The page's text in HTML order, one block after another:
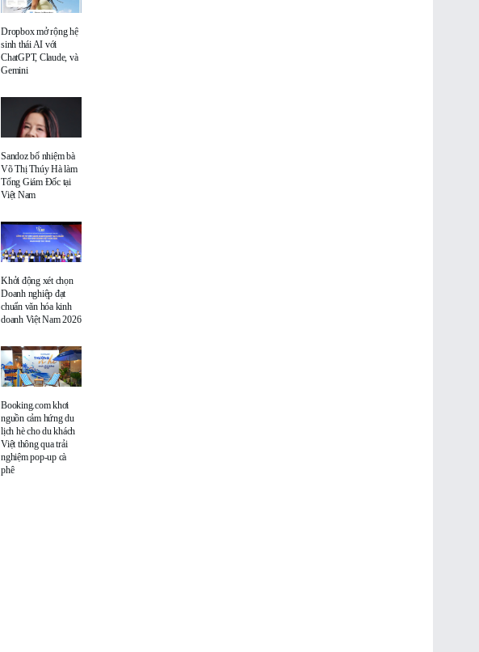
Dropbox mở rộng hệ
sinh thái AI với
ChatGPT, Claude, và
Gemini
Sandoz bổ nhiệm bà
Võ Thị Thúy Hà làm
Tổng Giám Đốc tại
Việt Nam
Khởi động xét chọn
Doanh nghiệp đạt
chuẩn văn hóa kinh
doanh Việt Nam 2026
Booking.com khơi
nguồn cảm hứng du
lịch hè cho du khách
Việt thông qua trải
nghiệm pop-up cà
phê